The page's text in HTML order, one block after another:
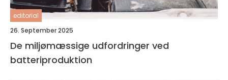
editorial
26. September 2025
De miljømæssige udfordringer ved
batteriproduktion